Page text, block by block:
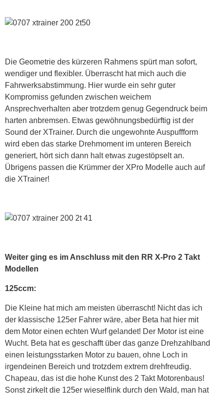
Die Geometrie des kürzeren Rahmens spürt man sofort,
wendiger und flexibler. Überrascht hat mich auch die
Fahrwerksabstimmung. Hier wurde ein sehr guter
Kompromiss gefunden zwischen weichem
Ansprechverhalten aber trotzdem genug Gegendruck beim
harten anbremsen. Etwas gewöhnungsbedürftig ist der
Sound der XTrainer. Durch die ungewohnte Auspuffform
wird eben das starke Drehmoment im unteren Bereich
generiert, hört sich dann halt etwas zugestöpselt an.
Übrigens passen die Krümmer der XPro Modelle auch auf
die XTrainer!
Weiter ging es im Anschluss mit den RR X-Pro 2 Takt
Modellen
125ccm:
Die Kleine hat mich am meisten überrascht! Nicht das ich
der klassische 125er Fahrer wäre, aber Beta hat hier mit
dem Motor einen echten Wurf gelandet! Der Motor ist eine
Wucht. Beta hat es geschafft über das ganze Drehzahlband
einen leistungsstarken Motor zu bauen, ohne Loch in
irgendeinen Bereich und trotzdem extrem drehfreudig.
Chapeau, das ist die hohe Kunst des 2 Takt Motorenbaus!
Sonst zirkelt die 125er wieselflink durch den Wald, man hat